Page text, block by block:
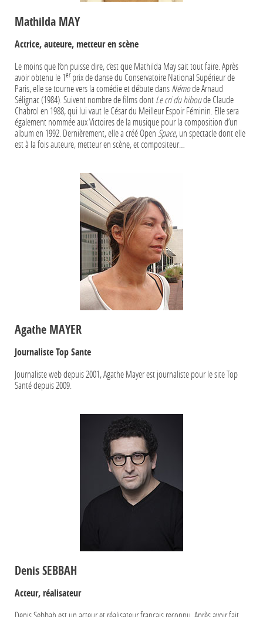
Mathilda MAY
Actrice, auteure, metteur en scène
Le moins que l’on puisse dire, c’est que Mathilda May sait tout faire. Après
avoir obtenu le 1er prix de danse du Conservatoire National Supérieur de
Paris, elle se tourne vers la comédie et débute dansNémode Arnaud
Sélignac (1984). Suivent nombre de films dontLe cri du hiboude Claude
Chabrol en 1988, qui lui vaut le César du Meilleur Espoir Féminin. Elle sera
également nommée aux Victoires de la musique pour la composition d’un
album en 1992. Dernièrement, elle a créé Open Space, un spectacle dont elle
est à la fois auteure, metteur en scène, et compositeur…
Agathe MAYER
Journaliste Top Sante
Journaliste web depuis 2001, Agathe Mayer est journaliste pour le site Top
Santé depuis 2009.
Denis SEBBAH
Acteur, réalisateur